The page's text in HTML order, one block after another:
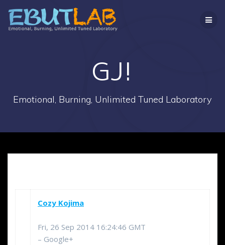
ン
テ
キ
プ
GJ!
Emotional, Burning, Unlimited Tuned Laboratory
Cozy Kojima
Fri, 26 Sep 2014 16:24:46 GMT
– Google+